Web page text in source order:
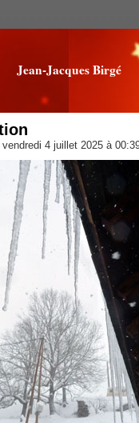
Jean-Jacques Birgé
4 juillet 2025 à